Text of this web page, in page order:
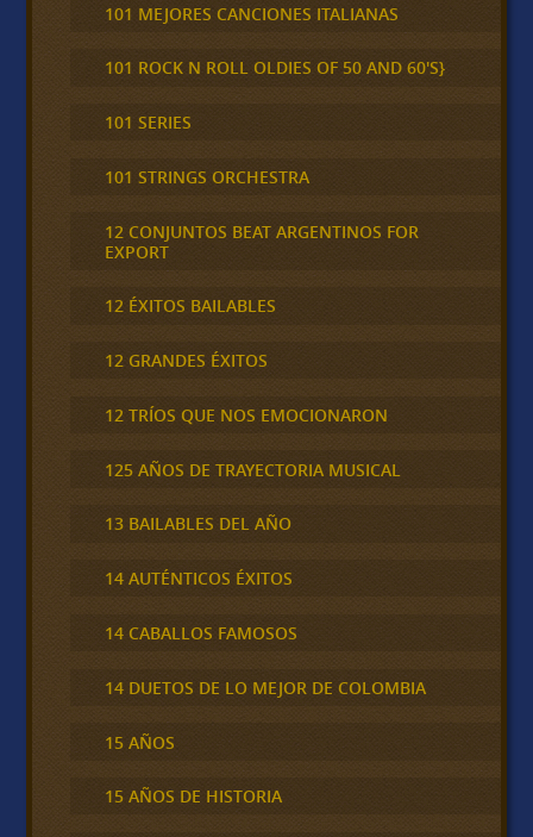
101 MEJORES CANCIONES ITALIANAS
101 ROCK N ROLL OLDIES OF 50 AND 60'S}
101 SERIES
101 STRINGS ORCHESTRA
12 CONJUNTOS BEAT ARGENTINOS FOR
EXPORT
12 ÉXITOS BAILABLES
12 GRANDES ÉXITOS
12 TRÍOS QUE NOS EMOCIONARON
125 AÑOS DE TRAYECTORIA MUSICAL
13 BAILABLES DEL AÑO
14 AUTÉNTICOS ÉXITOS
14 CABALLOS FAMOSOS
14 DUETOS DE LO MEJOR DE COLOMBIA
15 AÑOS
15 AÑOS DE HISTORIA